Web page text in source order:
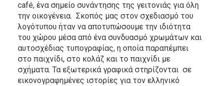
café, ένα σημείο συνάντησης της γειτονιάς για όλη
την οικογένεια. Σκοπός μας στον σχεδιασμό του
λογότυπου ήταν να αποτυπώσουμε την ιδιότητα
του χώρου μέσα από ένα συνδυασμό χρωμάτων και
αυτοσχέδιας τυπογραφίας, η οποία παραπέμπει
στο παιχνίδι, στο κολάζ και το παιχνίδι με
σχήματα. Τα εξωτερικά γραφικά στηρίζονται σε
εικονογραφημένες ιστορίες για τον ελληνικό